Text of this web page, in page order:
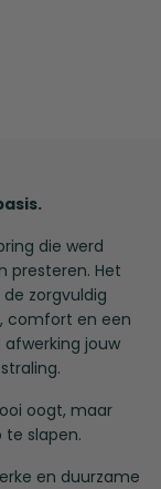
die werd
presteren. Het
zorgvuldig
comfort en een
jouw
oogt, maar
te slapen.
en duurzame